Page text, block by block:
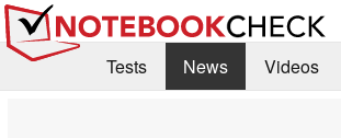
Tests News
Videos